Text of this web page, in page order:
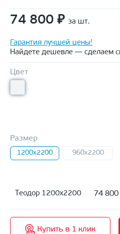
74 800 ₽ за шт.
Гарантия лучшей цены!
Найдете дешевле — сделаем
Цвет
Размер
1200х2200 960x2200
Теодор 1200х2200 74 800
Купить в 1 клик